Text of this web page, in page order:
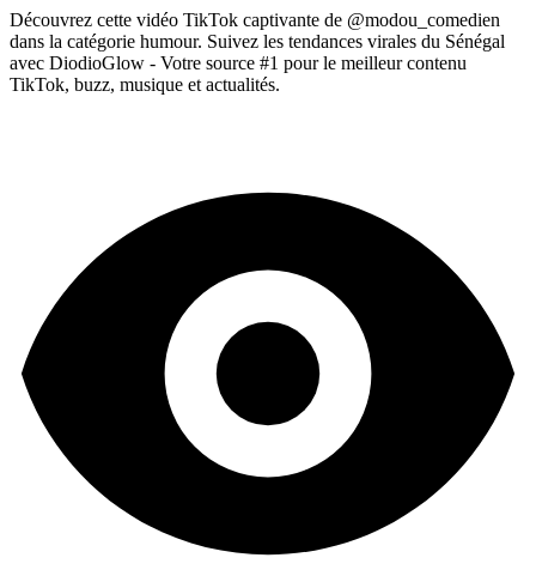
Découvrez cette vidéo TikTok captivante de @modou_comedien
dans la catégorie humour. Suivez les tendances virales du Sénégal
avec DiodioGlow - Votre source #1 pour le meilleur contenu
TikTok, buzz, musique et actualités.